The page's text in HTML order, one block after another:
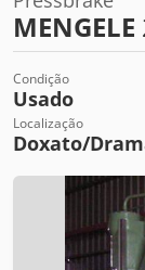
MENGELE
Condição
Usado
Localização
Doxato/